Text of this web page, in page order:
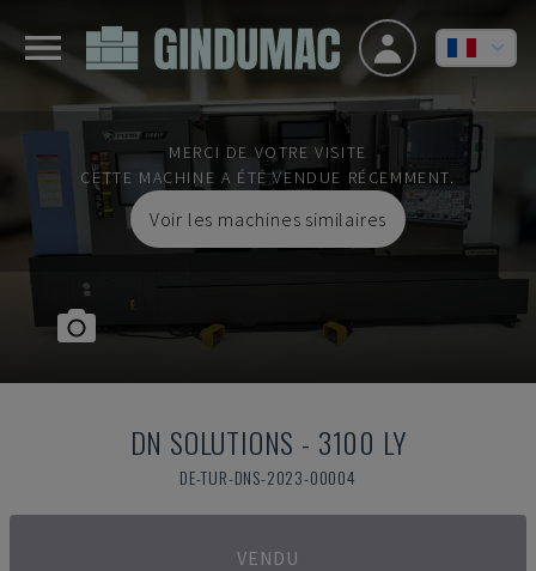
MERCI DE VOTRE VISITE
CETTE MACHINE A ÉTÉ VENDUE RÉCEMMENT.
Voir les machines similaires
DN SOLUTIONS - 3100 LY
DE-TUR-DNS-2023-00004
VENDU